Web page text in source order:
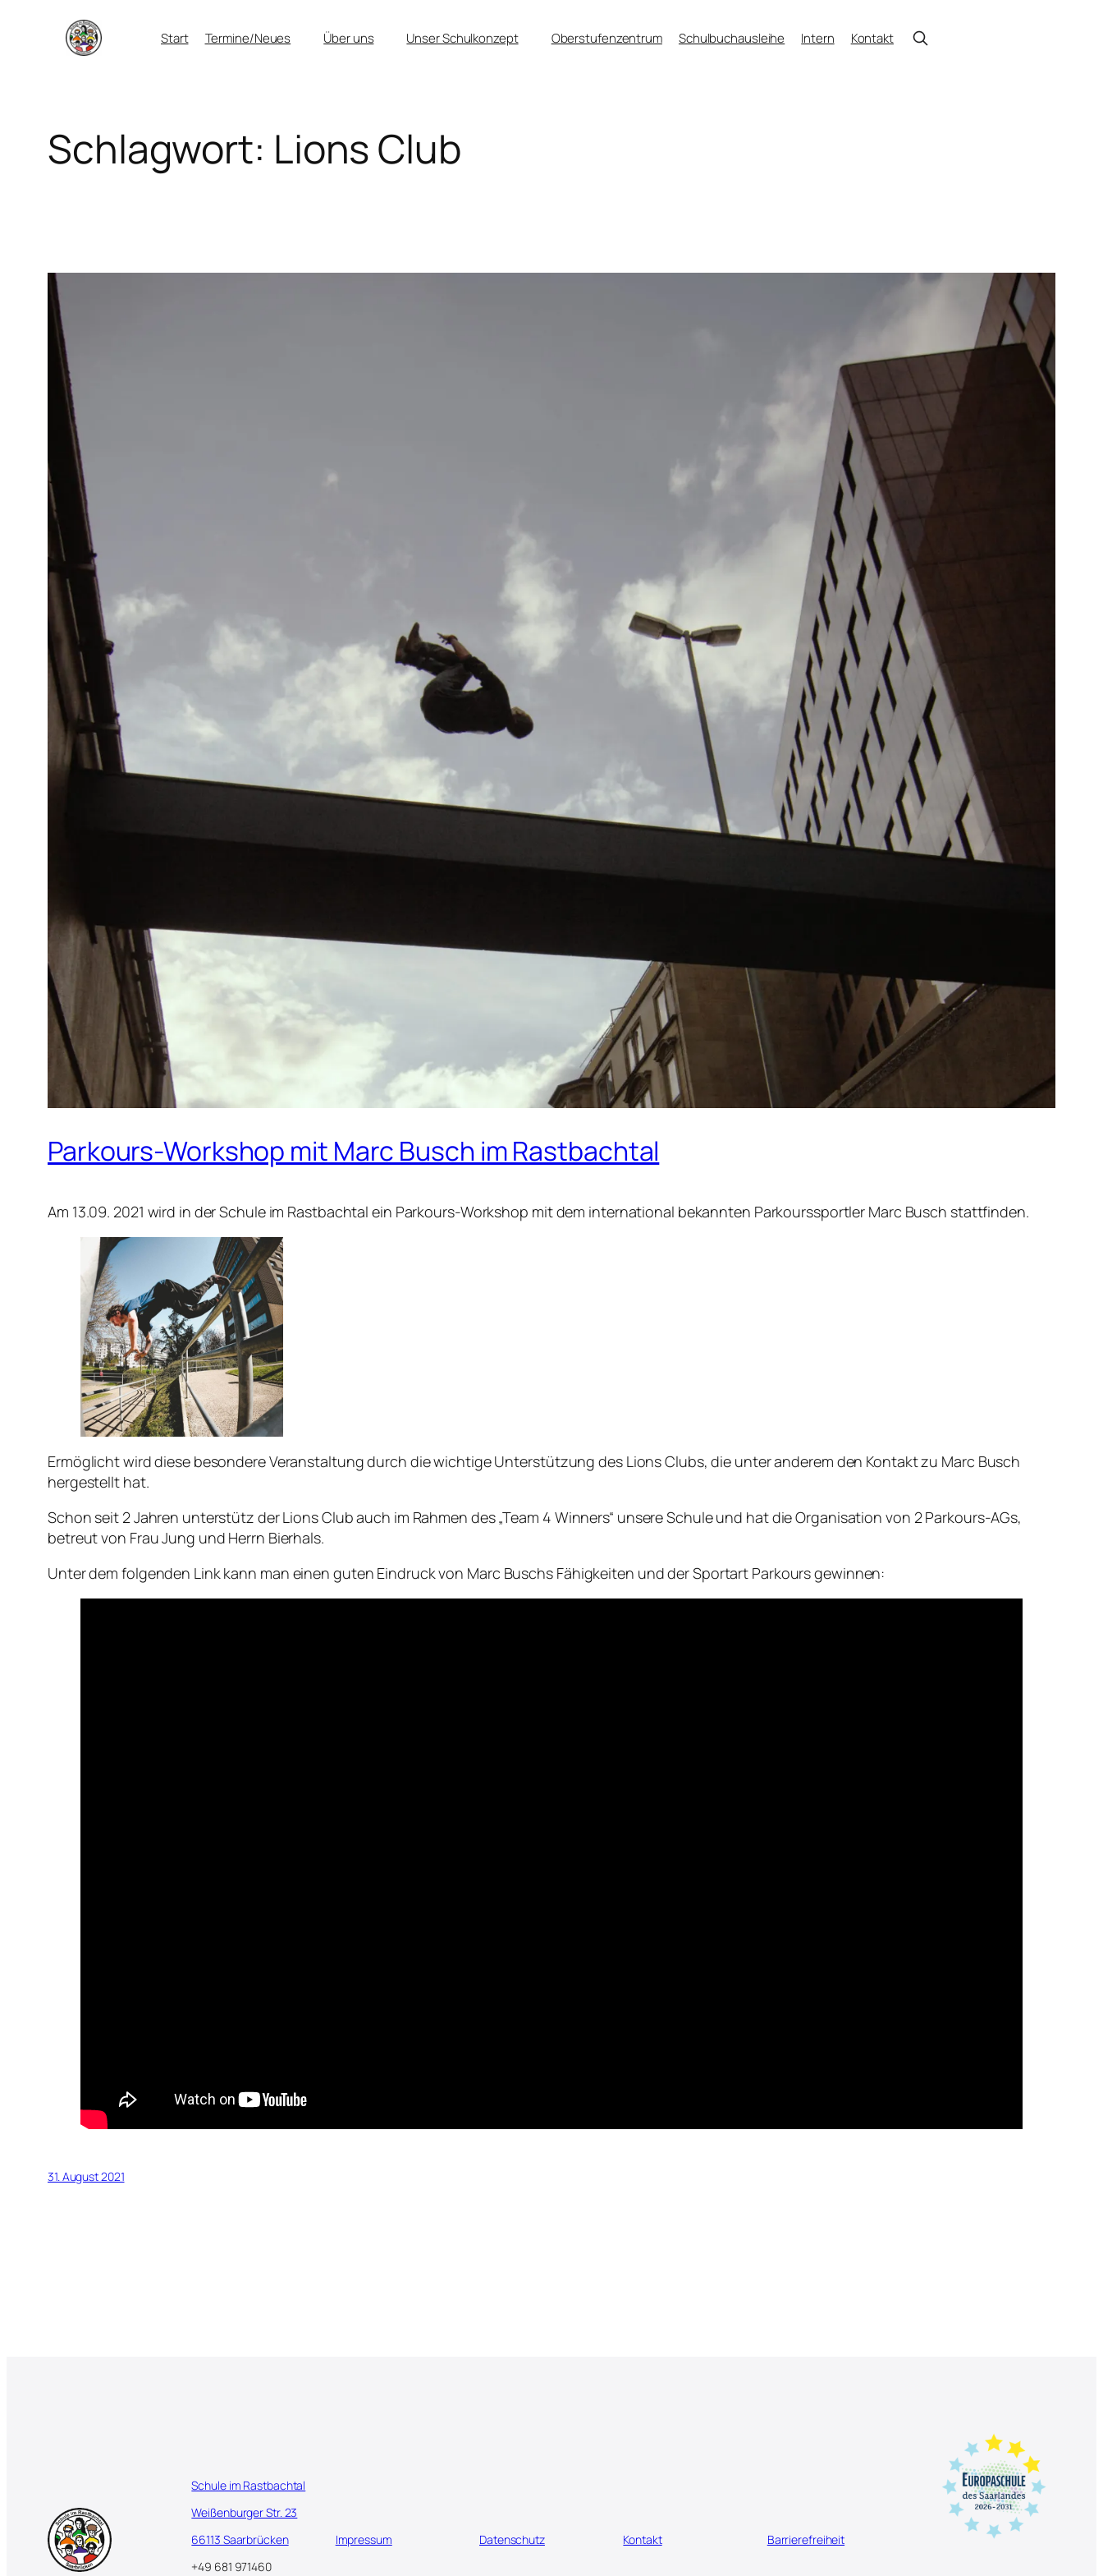
Start Termine/Neues Über uns Unser Schulkonzept Oberstufenzentrum Schulbuchausleihe Intern Kontakt
Schlagwort: Lions Club
Parkours-Workshop mit Marc Busch im Rastbachtal
Am 13.09. 2021 wird in der Schule im Rastbachtal ein Parkours-Workshop mit dem international bekannten Parkourssportler Marc Busch stattfinden.
Ermöglicht wird diese besondere Veranstaltung durch die wichtige Unterstützung des Lions Clubs, die unter anderem den Kontakt zu Marc Busch
hergestellt hat.
Schon seit 2 Jahren unterstütz der Lions Club auch im Rahmen des „Team 4 Winners“ unsere Schule und hat die Organisation von 2 Parkours-AGs,
betreut von Frau Jung und Herrn Bierhals.
Unter dem folgenden Link kann man einen guten Eindruck von Marc Buschs Fähigkeiten und der Sportart Parkours gewinnen:
31. August 2021
Schule im Rastbachtal
Weißenburger Str. 23
66113 Saarbrücken
+49 681 971460
Impressum Datenschutz Kontakt Barrierefreiheit